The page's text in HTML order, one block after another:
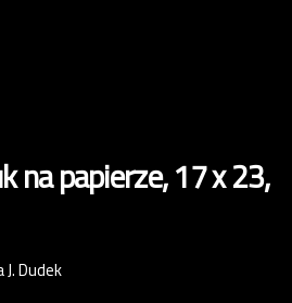
na papierze, 17 x 23,
Dudek